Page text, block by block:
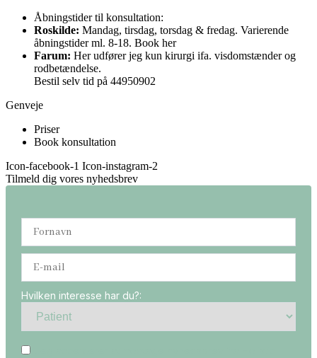
Åbningstider til konsultation:
Roskilde: Mandag, tirsdag, torsdag & fredag. Varierende
åbningstider ml. 8-18. Book her
Farum: Her udfører jeg kun kirurgi ifa. visdomstænder og
rodbetændelse.
Bestil selv tid på 44950902
Genveje
Priser
Book konsultation
Icon-facebook-1 Icon-instagram-2
Tilmeld dig vores nyhedsbrev
Hvilken interesse har du?: